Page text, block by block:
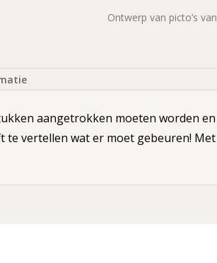
Ontwerp van picto’s
aangetrokken moeten worden
te vertellen wat er moet gebeuren!